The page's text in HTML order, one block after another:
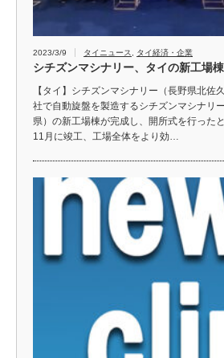
2023/3/9 タイニュース タイ経済・企業
シチズンマシナリー、タイの新工場
【タイ】シチズンマシナリー（長野県北佐
社で自動旋盤を製造するシチズンマシナリ
県）の新工場棟が完成し、開所式を行っ
11月に竣工、工場全体をより効…